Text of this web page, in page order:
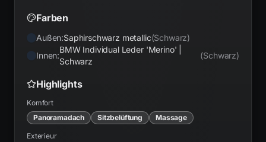
Farben
Außen:Saphirschwarz metallic(Schwarz)
Innen:
BMW Individual Leder 'Merino' |
Schwarz
(Schwarz)
Highlights
Komfort
Panoramadach
Sitzbelüftung Massage
Exterieur